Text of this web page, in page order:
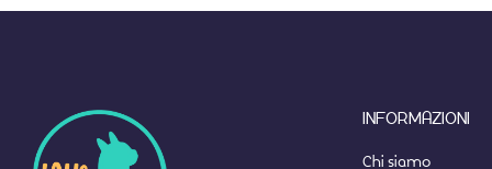
INFORMAZIONI
Chi siamo